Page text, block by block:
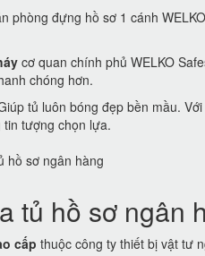
phòng đựng hồ sơ 1 cánh
cơ quan chính phủ WELKO
chóng hơn.
tủ luôn bóng đẹp bền mầu.
tượng chọn lựa.
tủ hồ sơ ngân
cấp thuộc công ty thiết bị vật tư